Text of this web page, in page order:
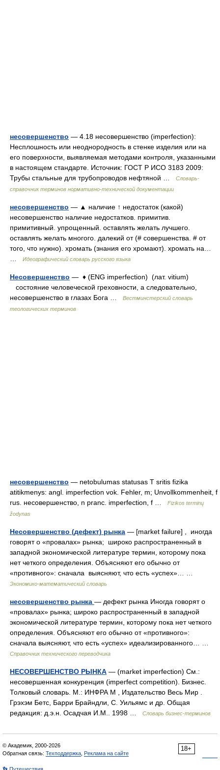
несовершенство — 4.18 несовершенство (imperfection):
Несплошность или неоднородность в стенке изделия или на
его поверхности, выявляемая методами контроля, указанными
в настоящем стандарте. Источник: ГОСТ Р ИСО 3183 2009:
Трубы стальные для трубопроводов нефтяной …
Словарь-
справочник терминов нормативно-технической документации
несовершенство — ▲ наличие ↑ недостаток (какой)
несовершенство наличие недостатков. примитив.
примитивный. упрощенный. оставлять желать лучшего.
оставлять желать многого. далекий от (# совершенства. # от
того, что нужно). хромать (знания его хромают). хромать на…
Идеографический словарь русского языка
Несовершенство — ♦ (ENG imperfection) (лат. vitium)
состояние человеческой греховности, а следовательно,
несовершенство в глазах Бога …
Вестминстерский словарь
теологических терминов
несовершенство — netobulumas statusas T sritis fizika
atitikmenys: angl. imperfection vok. Fehler, m; Unvollkommenheit, f
rus. несовершенство, n pranc. imperfection, f …
Fizikos terminų
žodynas
Несовершенство (дефект) рынка — [market failure] , иногда
говорят о «провалах» рынка; широко распространенный в
западной экономической литературе термин, которому пока
нет четкого определения. Объясняют его обычно от
«противного»: сначала выясняют, что есть «успех»… …
Экономико-математический словарь
несовершенство рынка — дефект рынка Иногда говорят о
«провалах» рынка; широко распространенный в западной
экономической литературе термин, которому пока нет четкого
определения. Объясняют его обычно от «противного»:
сначала выясняют, что есть «успех» идеализированного… …
Справочник технического переводчика
НЕСОВЕРШЕНСТВО РЫНКА — (market imperfection) См.:
несовершенная конкуренция (imperfect competition). Бизнес.
Толковый словарь. М.: ИНФРА М , Издательство Весь Мир .
Грэхэм Бетс, Барри Брайндли, С. Уильямс и др. Общая
редакция: д.э.н. Осадчая И.М.. 1998 …
Словарь бизнес-терминов
18+
© Академик, 2000-2026
Обратная связь: Техподдержка Реклама на сайте